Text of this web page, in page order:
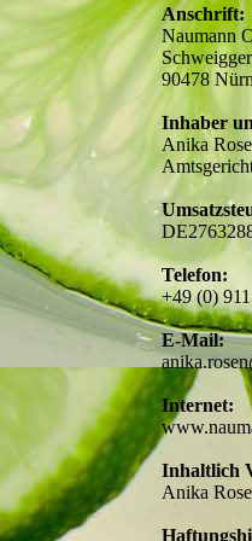
Anschrift:
Naumann
90478
Inhaber
Anika
Telefon:
+49 (0)
E-Mail:
Internet:
Inhaltlich
Anika